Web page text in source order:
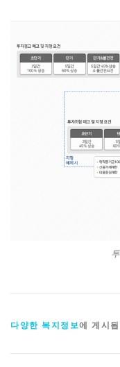
다양한 복지정보에 게시됨